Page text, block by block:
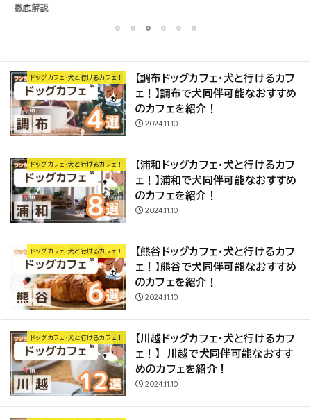
徹底解説
ドッグカフェ・犬と行けるカフェ！
【調布ドッグカフェ・犬と行けるカフ
ェ！】調布で犬同伴可能なおすすめ
のカフェを紹介！
2024.11.10
ドッグカフェ・犬と行けるカフェ！
【浦和ドッグカフェ・犬と行けるカフ
ェ！】浦和で犬同伴可能なおすすめ
のカフェを紹介！
2024.11.10
ドッグカフェ・犬と行けるカフェ！
【熊谷ドッグカフェ・犬と行けるカフ
ェ！】熊谷で犬同伴可能なおすすめ
のカフェを紹介！
2024.11.10
ドッグカフェ・犬と行けるカフェ！
【川越ドッグカフェ・犬と行けるカフ
ェ！】 川越で犬同伴可能なおすす
めのカフェを紹介！
2024.11.10